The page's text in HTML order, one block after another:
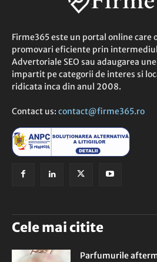
Firme365 este un portal online care
promovari eficiente prin
Advertoriale SEO sau adaugarea
impartit pe categorii de interes si
ridicata inca din anul 2008.
Contact us: contact@firme365.ro
Cele mai citite
Parfumurile